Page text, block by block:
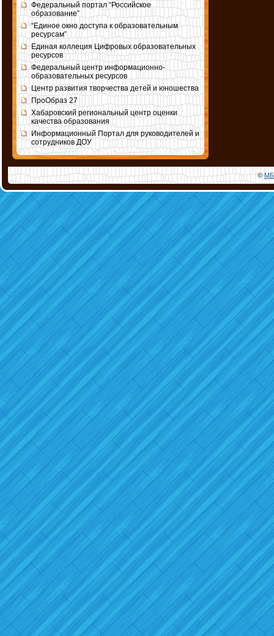
Федеральный портал “Российское
образование”
“Единое окно доступа к образовательным
ресурсам”
Единая коллеция Цифровых образовательных
ресурсов
Федеральный центр информационно-
образовательных ресурсов
Центр развития творчества детей и юношества
ПроОбраз 27
Хабаровский региональный центр оценки
качества образования
Информационный Портал для руководителей и
сотрудников ДОУ
©